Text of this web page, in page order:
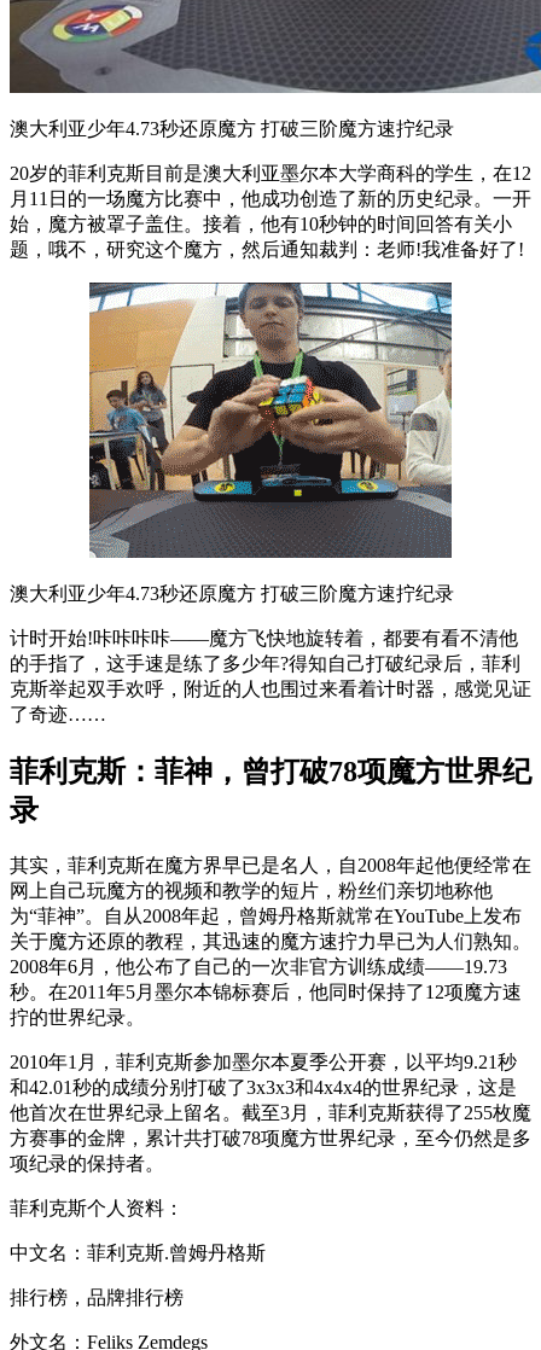
澳大利亚少年4.73秒还原魔方 打破三阶魔方速拧纪录
20岁的菲利克斯目前是澳大利亚墨尔本大学商科的学生，在12
月11日的一场魔方比赛中，他成功创造了新的历史纪录。一开
始，魔方被罩子盖住。接着，他有10秒钟的时间回答有关小
题，哦不，研究这个魔方，然后通知裁判：老师!我准备好了!
澳大利亚少年4.73秒还原魔方 打破三阶魔方速拧纪录
计时开始!咔咔咔咔——魔方飞快地旋转着，都要有看不清他
的手指了，这手速是练了多少年?得知自己打破纪录后，菲利
克斯举起双手欢呼，附近的人也围过来看着计时器，感觉见证
了奇迹……
菲利克斯：菲神，曾打破78项魔方世界纪
录
其实，菲利克斯在魔方界早已是名人，自2008年起他便经常在
网上自己玩魔方的视频和教学的短片，粉丝们亲切地称他
为“菲神”。自从2008年起，曾姆丹格斯就常在YouTube上发布
关于魔方还原的教程，其迅速的魔方速拧力早已为人们熟知。
2008年6月，他公布了自己的一次非官方训练成绩——19.73
秒。在2011年5月墨尔本锦标赛后，他同时保持了12项魔方速
拧的世界纪录。
2010年1月，菲利克斯参加墨尔本夏季公开赛，以平均9.21秒
和42.01秒的成绩分别打破了3x3x3和4x4x4的世界纪录，这是
他首次在世界纪录上留名。截至3月，菲利克斯获得了255枚魔
方赛事的金牌，累计共打破78项魔方世界纪录，至今仍然是多
项纪录的保持者。
菲利克斯个人资料：
中文名：菲利克斯.曾姆丹格斯
排行榜，品牌排行榜
外文名：Feliks Zemdegs